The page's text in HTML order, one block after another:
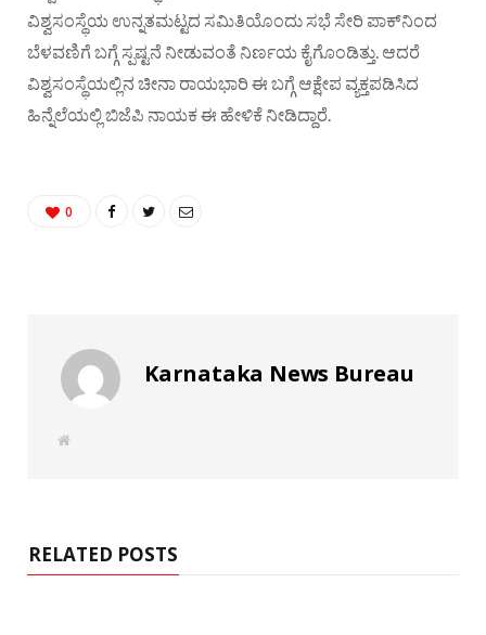
ವಿಶ್ವಸಂಸ್ಥೆಯ ಉನ್ನತಮಟ್ಟದ ಸಮಿತಿಯೊಂದು ಸಭೆ ಸೇರಿ ಪಾಕ್‌ನಿಂದ
ಬೆಳವಣಿಗೆ ಬಗ್ಗೆ ಸ್ಪಷ್ಟನೆ ನೀಡುವಂತೆ ನಿರ್ಣಯ ಕೈಗೊಂಡಿತ್ತು. ಆದರೆ
ವಿಶ್ವಸಂಸ್ಥೆಯಲ್ಲಿನ ಚೀನಾ ರಾಯಭಾರಿ ಈ ಬಗ್ಗೆ ಆಕ್ಷೇಪ ವ್ಯಕ್ತಪಡಿಸಿದ
ಹಿನ್ನೆಲೆಯಲ್ಲಿ ಬಿಜೆಪಿ ನಾಯಕ ಈ ಹೇಳಿಕೆ ನೀಡಿದ್ದಾರೆ.
0
Karnataka News Bureau
W
RELATED POSTS